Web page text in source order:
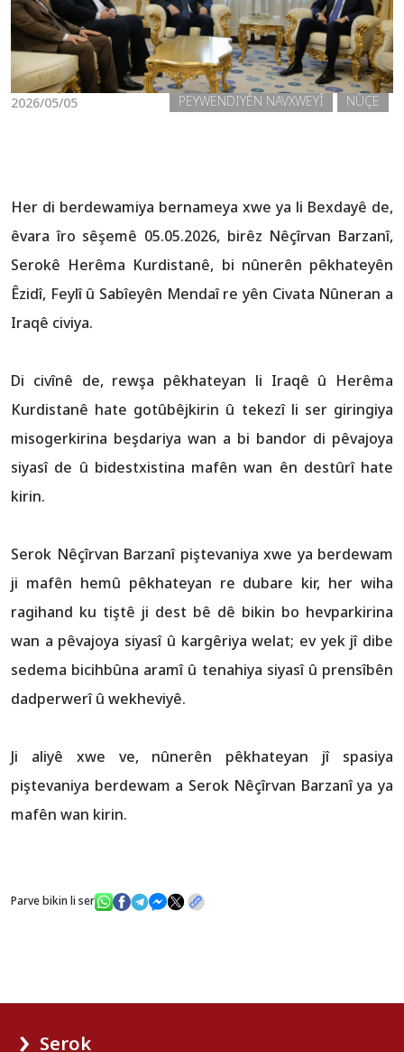
2026/05/05 NÛÇE
PEYWENDIYÊN NAVXWEYÎ
Her di berdewamiya bernameya xwe ya li Bexdayê de,
êvara îro sêşemê 05.05.2026, birêz Nêçîrvan Barzanî,
Serokê Herêma Kurdistanê, bi nûnerên pêkhateyên
Êzidî, Feylî û Sabîeyên Mendaî re yên Civata Nûneran a
Iraqê civiya.
Di civînê de, rewşa pêkhateyan li Iraqê û Herêma
Kurdistanê hate gotûbêjkirin û tekezî li ser giringiya
misogerkirina beşdariya wan a bi bandor di pêvajoya
siyasî de û bidestxistina mafên wan ên destûrî hate
kirin.
Serok Nêçîrvan Barzanî piştevaniya xwe ya berdewam
ji mafên hemû pêkhateyan re dubare kir, her wiha
ragihand ku tiştê ji dest bê dê bikin bo hevparkirina
wan a pêvajoya siyasî û kargêriya welat; ev yek jî dibe
sedema bicihbûna aramî û tenahiya siyasî û prensîbên
dadperwerî û wekheviyê.
Ji aliyê xwe ve, nûnerên pêkhateyan jî spasiya
piştevaniya berdewam a Serok Nêçîrvan Barzanî ya ya
mafên wan kirin.
Parve bikin li ser
Serok